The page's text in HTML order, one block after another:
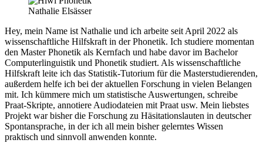
Nathalie Elsässer
Hey, mein Name ist Nathalie und ich arbeite seit April 2022 als
wissenschaftliche Hilfskraft in der Phonetik. Ich studiere momentan
den Master Phonetik als Kernfach und habe davor im Bachelor
Computerlinguistik und Phonetik studiert. Als wissenschaftliche
Hilfskraft leite ich das Statistik-Tutorium für die Masterstudierenden,
außerdem helfe ich bei der aktuellen Forschung in vielen Belangen
mit. Ich kümmere mich um statistische Auswertungen, schreibe
Praat-Skripte, annotiere Audiodateien mit Praat usw. Mein liebstes
Projekt war bisher die Forschung zu Häsitationslauten in deutscher
Spontansprache, in der ich all mein bisher gelerntes Wissen
praktisch und sinnvoll anwenden konnte.